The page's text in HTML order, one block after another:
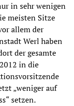
in sehr wenigen
meisten Sitze
allem der
Werl haben
der gesamte
in die
„weniger auf
setzen.